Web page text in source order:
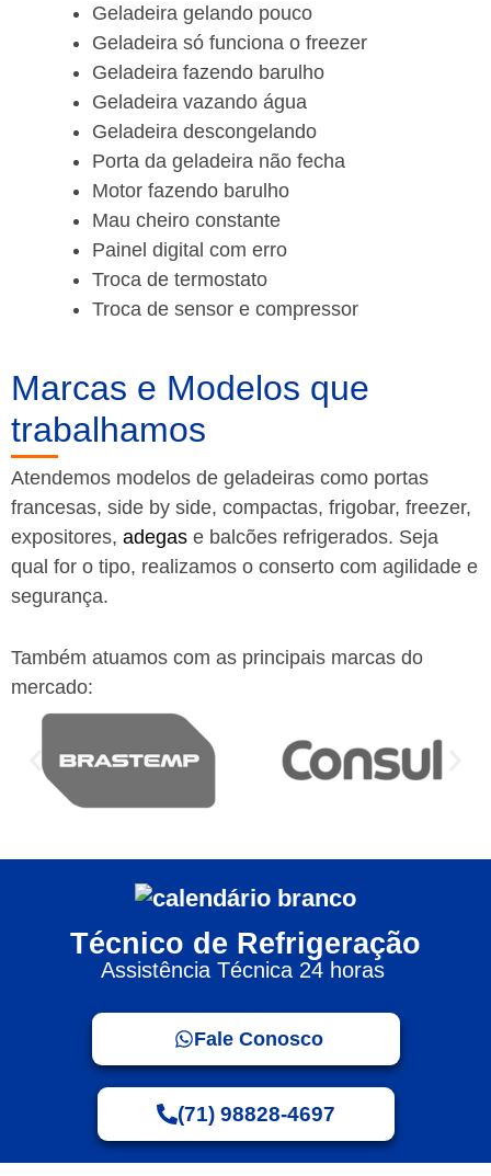
Geladeira gelando pouco
Geladeira só funciona o freezer
Geladeira fazendo barulho
Geladeira vazando água
Geladeira descongelando
Porta da geladeira não fecha
Motor fazendo barulho
Mau cheiro constante
Painel digital com erro
Troca de termostato
Troca de sensor e compressor
Marcas e Modelos que
trabalhamos
Atendemos modelos de geladeiras como portas
francesas, side by side, compactas, frigobar, freezer,
expositores, adegas e balcões refrigerados. Seja
qual for o tipo, realizamos o conserto com agilidade e
segurança.
Também atuamos com as principais marcas do
mercado:
Técnico de Refrigeração
Assistência Técnica 24 horas
Fale Conosco
(71) 98828-4697